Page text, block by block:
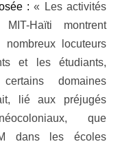
:« Les activités
Haïti montrent
locuteurs
et les étudiants,
domaines
lié aux préjugés
que
dans les écoles